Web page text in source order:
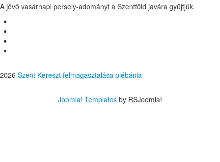
A jövő vasárnapi persely-adományt a Szentföld javára gyűjtjük.
2026 Szent Kereszt felmagasztalása plébánia
Joomla! Templates by RSJoomla!